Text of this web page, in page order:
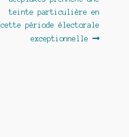
teinte particulière en
cette période électorale
exceptionnelle